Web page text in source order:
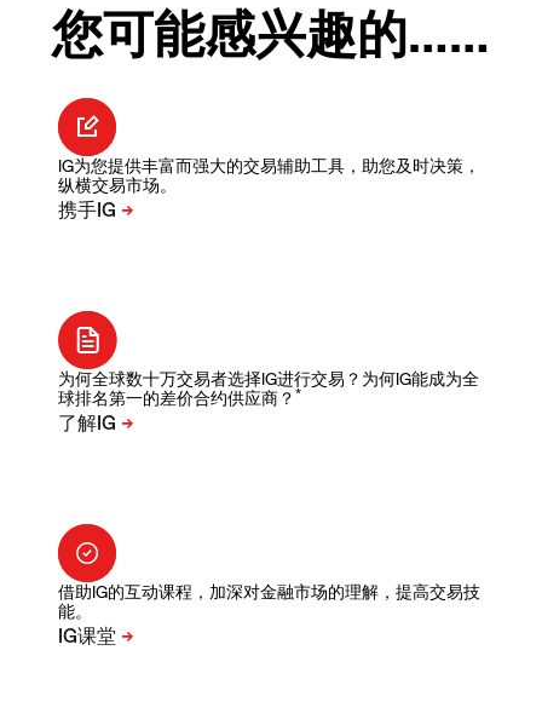
您可能感兴趣的……
IG为您提供丰富而强大的交易辅助工具，助您及时决策，
纵横交易市场。
为何全球数十万交易者选择IG进行交易？为何IG能成为全
球排名第一的差价合约供应商？ *
借助IG的互动课程，加深对金融市场的理解，提高交易技
能。